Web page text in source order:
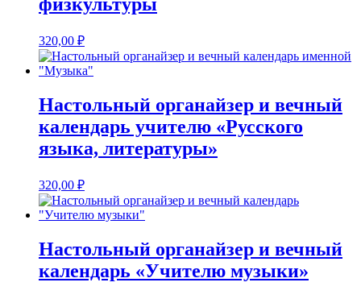
физкультуры
320,00 ₽
Настольный органайзер и вечный
календарь учителю «Русского
языка, литературы»
320,00 ₽
Настольный органайзер и вечный
календарь «Учителю музыки»